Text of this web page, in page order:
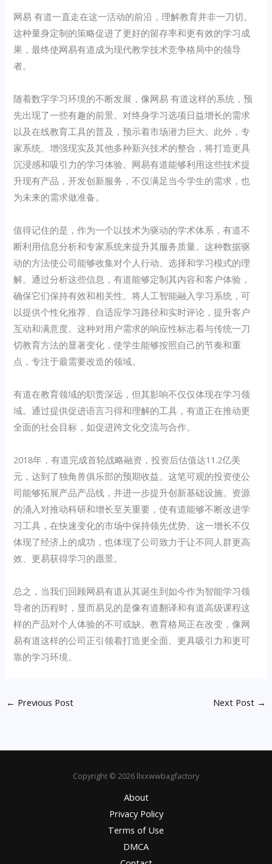
网易 有道一直走在这一活动的前沿，理解教育并非一刀切。
这种量身定制的策略促进了更好的留存率和更有效的学习成
果，最终使网易有道成为现代教学技术竞争格局中的领导
者。
随着数字学习环境的不断发展，像网易 有道这样的系统，预
先出现了一些有趣的前景。对终身学习选项日益增长的需求
以及在线教育工具的普及，预示着市场潜力巨大。此外，专
家系统、增强现实及其他多种新兴技术的整合，将打造更具
沉浸感和吸引力的学习体验。网易有道能够利用这些技术提
升现有产品，开发创新服务，不仅满足当今学生的需求，也
为未来的需求做准备。
值得记住的是，作为一个以技术为驱动的学术体系，有道不
断利用信息分析和专家系统来提升其服务质量。这种数据驱
动的方法使公司能够收集对个人行动、选择和学习模式的理
解。通过分析这些信息，有道能够定制其内容和客户体验，
确保它们保持有效和相关性。将人工智能融入学习系统，可
以提供个性化推荐、自适应学习路径和实时评论，提升客户
互动和满意度。这种对用户需求的响应性标志着与传统一刀
切教育方法的显著变化，使学生能够按照自己的节奏和重
点，专注于最需要改造的领域。
有道在教育领域的职责深远，但其影响不仅仅体现在学习领
域。通过提供促进语言习得和理解的工具，有道正在推动更
全面的社会目标，如促进跨文化交流与合作。
2018年，有道完成首轮战略融资，投资后估值达11.2亿美
元，达到了独角兽俱乐部的预期收益。这笔可观的投资使公
司能够拓展产品产品线，并进一步提升创新基础设施。资源
的涌入对推动科研和增长至关重要，使有道能够不断改进学
习工具，在快速变化的市场中保持领先优势。这一增长不仅
体现了经济上的成功，也体现了公司致力于让不同人群更高
效、更易获得学习的愿景。
总之，当我们回顾网易有道从其诞生到如今作为智能学习领
导者的历程时，显而易见的是像有道翻译和有道高级课程这
样的产品对个人体验的不可或缺。教育格局正在改变，像网
易有道这样的公司正引领着打造更全面、更具吸引力和更可
靠的学习环境。
← Previous Post Next Post →
Copyright © 2026 llxxwwbagfactory
About
Privacy Policy
Terms of Use
DMCA